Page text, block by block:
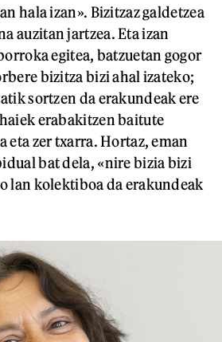
hala izan». Bizitzaz galdetzea
auzitan jartzea. Eta izan
egitea, batzuetan gogor
bizitza bizi ahal izateko;
sortzen da erakundeak ere
erabakitzen baitute
eta zer txarra. Hortaz, eman
bat dela, «nire bizia bizi
lan kolektiboa da erakundeak